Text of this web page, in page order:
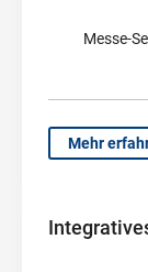
Messe-
Mehr